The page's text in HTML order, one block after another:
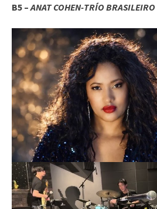
B5 –ANAT COHEN-TRÍO BRASILEIRO